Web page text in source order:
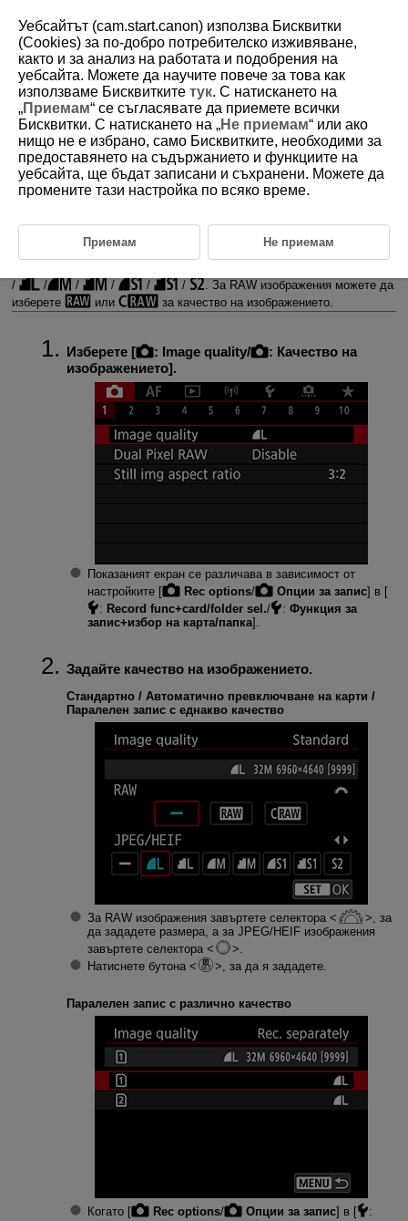
D180-054
Качество на изображението
RAW изображения
Указания за настройките за качество на изображението
Максимален брой снимки в серия
Можете да избирате броя пиксели и качеството на изображението.
/
/ / / / /
. За RAW изображения можете да
изберете
или за качество на изображението.
Изберете [ : Image quality/ : Качество на
изображението].
Показаният екран се различава в зависимост от
настройките [
Rec options/ Опции за запис] в [
: Record func+card/folder sel./ : Функция за
запис+избор на карта/папка].
Задайте качество на изображението.
Стандартно / Автоматично превключване на карти /
Паралелен запис с еднакво качество
За RAW изображения завъртете селектора
, за
да зададете размера, а за JPEG/HEIF изображения
завъртете селектора
.
Натиснете бутона
, за да я зададете.
Паралелен запис с различно качество
Когато [ Rec options/ Опции за запис] в [
:
Уебсайтът (cam.start.canon) използва Бисквитки
(Cookies) за по-добро потребителско изживяване,
както и за анализ на работата и подобрения на
уебсайта. Можете да научите повече за това как
използваме Бисквитките тук. С натискането на
„Приемам“ се съгласявате да приемете всички
Бисквитки. С натискането на „Не приемам“ или ако
нищо не е избрано, само Бисквитките, необходими за
предоставянето на съдържанието и функциите на
уебсайта, ще бъдат записани и съхранени. Можете да
промените тази настройка по всяко време.
Приемам Не приемам